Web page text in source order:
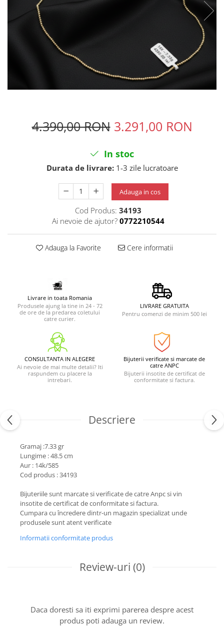
4.390,00 RON 3.291,00 RON
In stoc
Durata de livrare:1-3 zile lucratoare
Adauga in cos
Cod Produs: 34193
Ai nevoie de ajutor? 0772210544
Adauga la Favorite Cere informatii
Livrare in toata Romania
Produsele ajung la tine in 24 - 72
de ore de la predarea coletului
catre curier.
LIVRARE GRATUITA
Pentru comenzi de minim 500 lei
CONSULTANTA IN ALEGERE
Ai nevoie de mai multe detalii? Iti
raspundem cu placere la
intrebari.
Bijuterii verificate si marcate de
catre ANPC
Bijuterii insotite de certificat de
conformitate si factura.
Descriere
Gramaj :7.33 gr
Lungime : 48.5 cm
Aur : 14k/585
Cod produs : 34193
Bijuteriile sunt marcate si verificate de catre Anpc si vin
insotite de certificat de conformitate si factura.
Cumpara cu încredere dintr-un magazin specializat unde
produsele sunt atent verificate
Informatii conformitate produs
Review-uri (0)
Daca doresti sa iti exprimi parerea despre acest
produs poti adauga un review.